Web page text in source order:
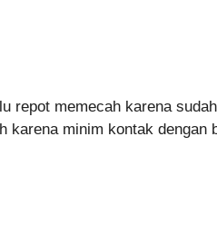
repot memecah karena
minim kontak dengan